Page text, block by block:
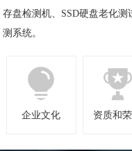
存盘检测机、SSD硬盘老化
测系统。
企业文化 资质和